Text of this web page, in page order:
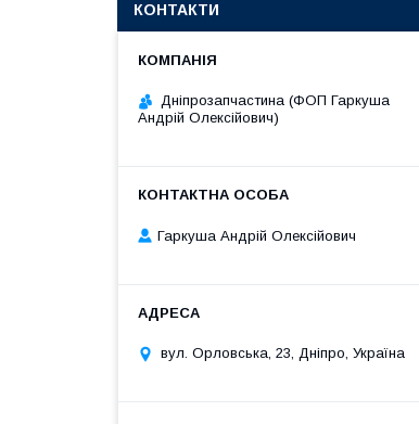
КОНТАКТИ
Дніпрозапчастина (ФОП Гаркуша
Андрій Олексійович)
Гаркуша Андрій Олексійович
вул. Орловська, 23, Дніпро, Україна